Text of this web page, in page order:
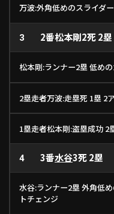
万波:外角低めのスライダ
3 2番松本剛2死 2塁
松本剛:ランナー2塁 低め
2塁走者万波:走塁死 1塁 2
1塁走者松本剛:盗塁成功 2
4 3番水谷3死 2塁
水谷:ランナー2塁 外角低
トチェンジ